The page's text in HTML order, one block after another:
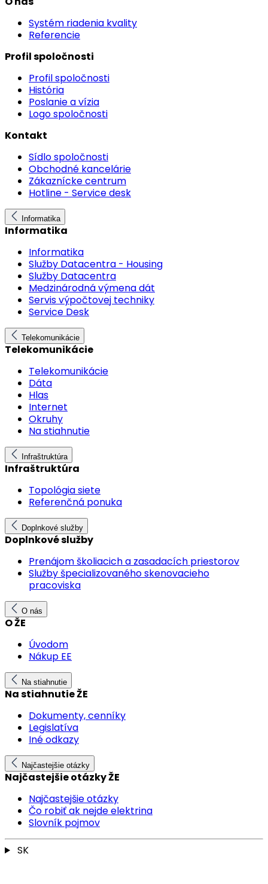
Systém riadenia kvality
Referencie
Profil spoločnosti
Profil spoločnosti
História
Poslanie a vízia
Logo spoločnosti
Kontakt
Sídlo spoločnosti
Obchodné kancelárie
Zákaznícke centrum
Hotline - Service desk
Informatika
Informatika
Informatika
Služby Datacentra - Housing
Služby Datacentra
Medzinárodná výmena dát
Servis výpočtovej techniky
Service Desk
Telekomunikácie
Telekomunikácie
Telekomunikácie
Dáta
Hlas
Internet
Okruhy
Na stiahnutie
Infraštruktúra
Infraštruktúra
Topológia siete
Referenčná ponuka
Doplnkové služby
Doplnkové služby
Prenájom školiacich a zasadacích priestorov
Služby špecializovaného skenovacieho
pracoviska
O nás
O ŽE
Úvodom
Nákup EE
Na stiahnutie
Na stiahnutie ŽE
Dokumenty, cenníky
Legislatíva
Iné odkazy
Najčastejšie otázky
Najčastejšie otázky ŽE
Najčastejšie otázky
Čo robiť ak nejde elektrina
Slovník pojmov
SK